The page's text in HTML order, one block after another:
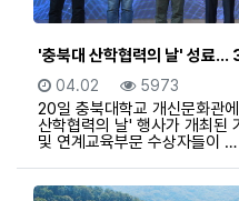
'충북대 산학협력의 날' 성료…
등록일
04.02 조회
5973
20일 충북대학교 개신문화관
산학협력의 날' 행사가 개최된
및 연계교육부문 수상자들이 …